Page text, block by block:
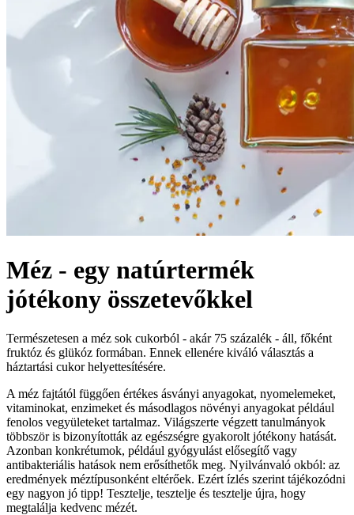
Méz - egy natúrtermék
jótékony összetevőkkel
Természetesen a méz sok cukorból - akár 75 százalék - áll, főként
fruktóz és glükóz formában. Ennek ellenére kiváló választás a
háztartási cukor helyettesítésére.
A méz fajtától függően értékes ásványi anyagokat, nyomelemeket,
vitaminokat, enzimeket és másodlagos növényi anyagokat például
fenolos vegyületeket tartalmaz. Világszerte végzett tanulmányok
többször is bizonyították az egészségre gyakorolt jótékony hatását.
Azonban konkrétumok, például gyógyulást elősegítő vagy
antibakteriális hatások nem erősíthetők meg. Nyilvánvaló okból: az
eredmények méztípusonként eltérőek. Ezért ízlés szerint tájékozódni
egy nagyon jó tipp! Tesztelje, tesztelje és tesztelje újra, hogy
megtalálja kedvenc mézét.